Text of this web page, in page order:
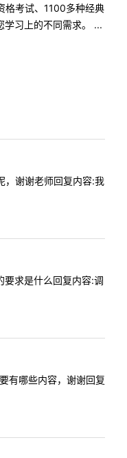
格考试、1100多种经典
学习上的不同需求。 ...
谢谢老师回复内容:我
求是什么回复内容:调
有哪些内容，谢谢回复